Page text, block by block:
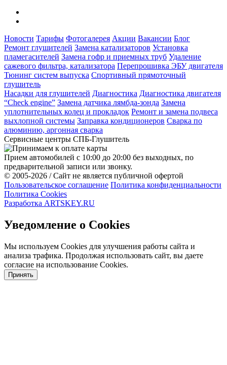
Новости Тарифы Фотогалерея Акции Вакансии Блог
Ремонт глушителей Замена катализаторов Установка
пламегасителей Замена гофр и приемных труб Удаление
сажевого фильтра, катализатора Перепрошивка ЭБУ двигателя
Тюнинг систем выпуска Спортивный прямоточный
глушитель
Насадки для глушителей Диагностика Диагностика двигателя
“Check engine” Замена датчика лямбда-зонда Замена
уплотнительных колец и прокладок Ремонт и замена подвеса
выхлопной системы Заправка кондиционеров Cварка по
алюминию, аргонная сварка
Сервисные центры СПБ-Глушитель
Прием автомобилей с 10:00 до 20:00 без выходных, по
предварительной записи или звонку.
© 2005-2026 / Сайт не является публичной офертой
Пользовательское соглашение Политика конфиденциальности
Политика Cookies
Разработка ARTSKEY.RU
Уведомление о Cookies
Мы используем Cookies для улучшения работы сайта и
анализа трафика. Продолжая использовать сайт, вы даете
согласие на использование Cookies.
Принять